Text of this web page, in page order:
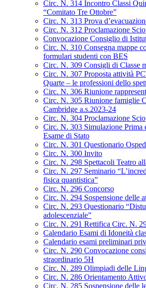
Circ. N. 314 Incontro Classi
“Comitato Tre Ottobre”
Circ. N. 313 Prova
Circ. N. 312 Proclamazione
Convocazione Consiglio di
Circ. N. 310 Consegna mappe
formulari studenti con BES
Circ. N. 309 Consigli di Classe
Circ. N. 307 Proposta attività
Quarte – le professioni dello
Circ. N. 306 Riunione
Circ. N. 305 Riunione famiglie
Cambridge a.s.2023-24
Circ. N. 304 Proclamazione
Circ. N. 303 Simulazione Prima
Esame di Stato
Circ. N. 301 Questionario
Circ. N. 300 Invito
Circ. N. 298 Spettacoli Teatro
Circ. N. 297 Seminario
fisica quantistica”
Circ. N. 296 Concorso
Circ. N. 294 Sospensione delle
Circ. N. 293 Questionario
adolescenziale”
Circ. N. 291 Rettifica Circ. N.
Calendario Esami di Idoneità
Calendario esami preliminari
Circ. N. 290 Convocazione
straordinario 5H
Circ. N. 289 Olimpiadi delle
Circ. N. 286 Orientamento
Circ. N. 285 Sospensione delle